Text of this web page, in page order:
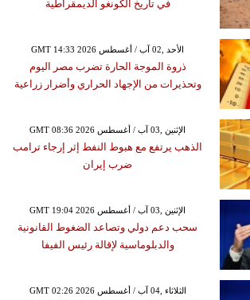
في تاريخ الكونغو الديمقراطية
GMT 14:33 2026 الأحد ,02 آب / أغسطس
ذروة الموجة الحارة تضرب مصر اليوم
وتحذيرات من الإجهاد الحراري وأضرار زراعية
GMT 08:36 2026 الإثنين ,03 آب / أغسطس
الذهب يرتفع مع هبوط النفط إثر إرجاء ترامب
ضرب إيران
GMT 19:04 2026 الإثنين ,03 آب / أغسطس
سحب دعم دولي وتصاعد الضغوط القانونية
والدبلوماسية لإقالة رئيس الفيفا
GMT 02:26 2026 الثلاثاء ,04 آب / أغسطس